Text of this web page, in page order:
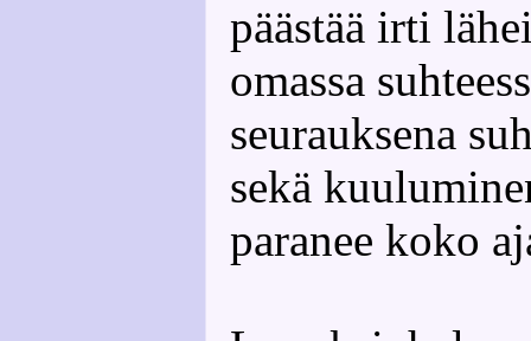
päästää irti
omassa
seurauksena
sekä
paranee koko